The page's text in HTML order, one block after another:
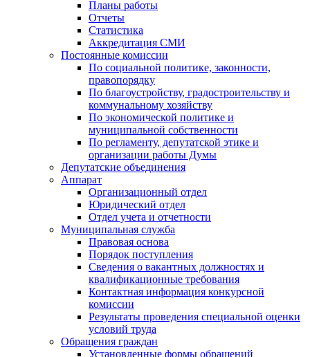
Планы работы
Отчеты
Статистика
Аккредитация СМИ
Постоянные комиссии
По социальной политике, законности,
правопорядку
По благоустройству, градостроительству и
коммунальному хозяйству
По экономической политике и
муниципальной собственности
По регламенту, депутатской этике и
организации работы Думы
Депутатские объединения
Аппарат
Организационный отдел
Юридический отдел
Отдел учета и отчетности
Муниципальная служба
Правовая основа
Порядок поступления
Сведения о вакантных должностях и
квалификационные требования
Контактная информация конкурсной
комиссии
Результаты проведения специальной оценки
условий труда
Обращения граждан
Установленные формы обращений